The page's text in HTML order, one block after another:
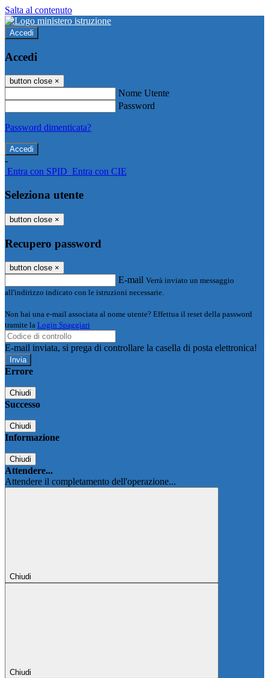
Salta al contenuto
Accedi
Accedi
button close ×
Nome Utente
Password
Password dimenticata?
-
Entra con SPID Entra con CIE
Seleziona utente
button close ×
Recupero password
button close ×
E-mail Verrà inviato un messaggio
all'indirizzo indicato con le istruzioni necessarie.
Non hai una e-mail associata al nome utente? Effettua il reset della password
tramite la Login Spaggiari
E-mail inviata, si prega di controllare la casella di posta elettronica!
Errore
Chiudi
Successo
Chiudi
Informazione
Chiudi
Attendere...
Attendere il completamento dell'operazione...
Chiudi
Chiudi